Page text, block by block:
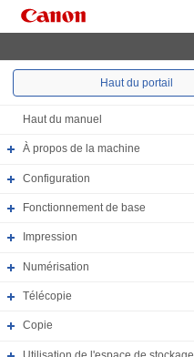
Haut du portail
Haut du manuel
À propos de la machine
Configuration
Fonctionnement de base
Impression
Numérisation
Télécopie
Copie